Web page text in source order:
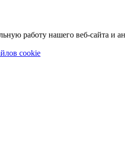
работу нашего веб-сайта и
cookie